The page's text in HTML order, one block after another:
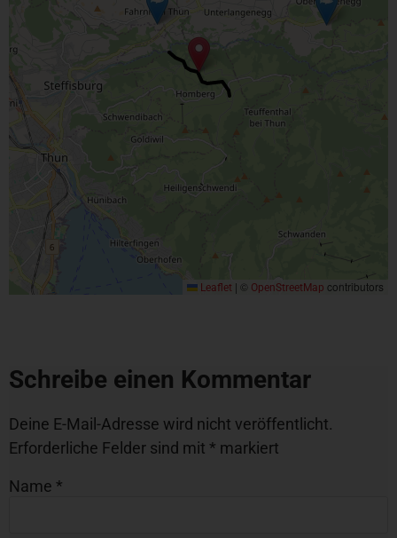
Leaflet | © OpenStreetMap contributors
Schreibe einen Kommentar
Deine E-Mail-Adresse wird nicht veröffentlicht.
Erforderliche Felder sind mit * markiert
Name *